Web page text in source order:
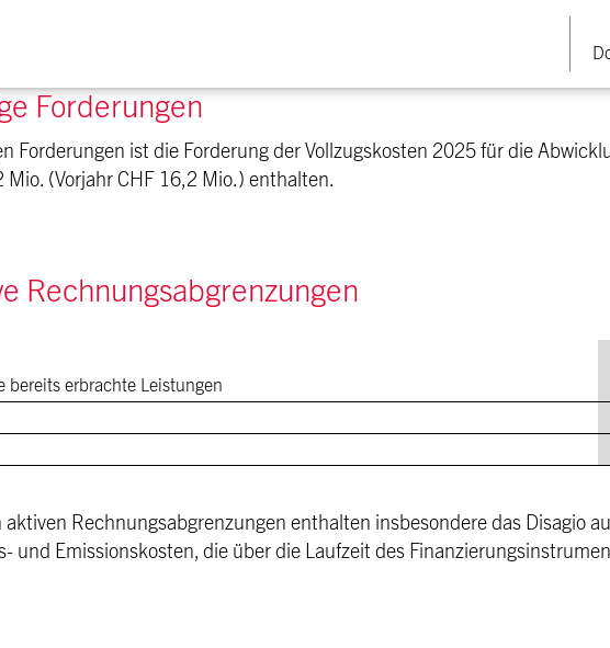
Forderungen
Forderungen ist die Forderung der Vollzugskosten 2025 für die
Mio. (Vorjahr CHF 16,2 Mio.) enthalten.
Rechnungsabgrenzungen
bereits erbrachte Leistungen
aktiven Rechnungsabgrenzungen enthalten insbesondere das Disagio
und Emissionskosten, die über die Laufzeit des